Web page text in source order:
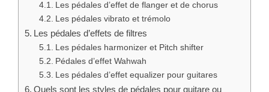
Les pédales d’effet de flanger et de chorus
Les pédales vibrato et trémolo
Les pédales d’effets de filtres
Les pédales harmonizer et Pitch shifter
Pédales d’effet Wahwah
Les pédales d’effet equalizer pour guitares
Quels sont les styles de pédales pour guitare ou